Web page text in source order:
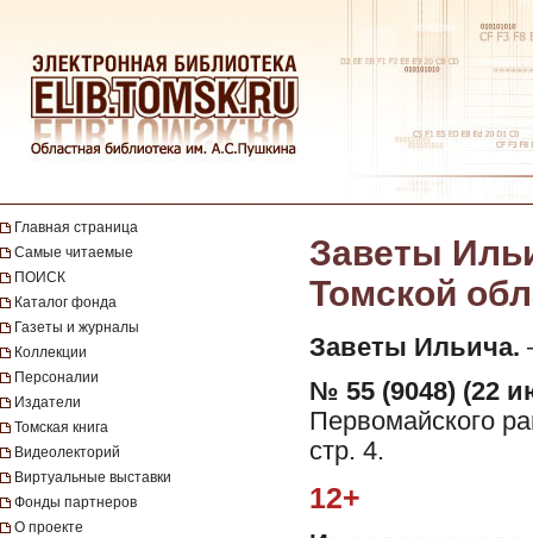
Главная страница
Самые читаемые
ПОИСК
Каталог фонда
Газеты и журналы
Коллекции
Персоналии
Издатели
Томская книга
Видеолекторий
Виртуальные выставки
Фонды партнеров
О проекте
Заветы
Томской
Заветы Ильича.
№ 55 (9048) (22
Первомайского
стр. 4.
12+